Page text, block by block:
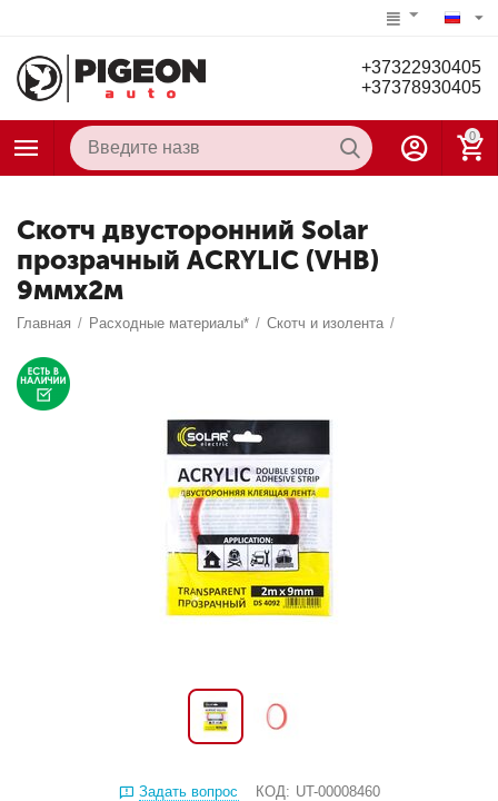
+37322930405
+37378930405
0
Скотч двусторонний Solar
прозрачный ACRYLIC (VHB)
9ммx2м
Главная / Расходные материалы* / Скотч и изолента /
Задать вопрос КОД: UT-00008460